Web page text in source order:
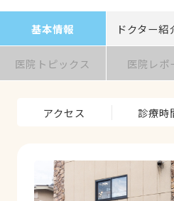
基本情報 ドクター紹
医院トピックス 医院レポ
アクセス 診療時